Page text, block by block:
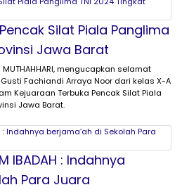
Silat Piala Panglima
Jawa Barat
mengucapkan selamat
Fachiandi Arraya Noor dari kelas X-A
Kejuaraan Terbuka Pencak Silat Piala
Jawa Barat.
IBADAH : Indahnya
Para Juara